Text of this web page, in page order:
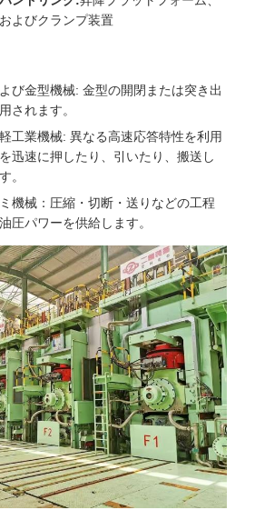
よびクランプ装置
び金型機械: 金型の開閉または突き出
されます。
工業機械: 異なる高速応答特性を利用
迅速に押したり、引いたり、搬送し
。
機械：圧縮・切断・送りなどの工程
圧パワーを供給します。